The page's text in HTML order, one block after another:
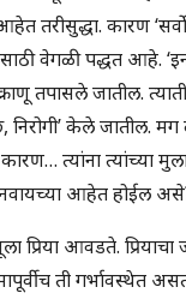
तरीसुद्धा. कारण
वेगळी पद्धत आहे. ‘इन
तपासले जातील.
निरोगी’ केले जातील.
त्यांना त्यांच्या
बनवायच्या आहेत होईल
प्रिया आवडते. प्रियाचा
ती गर्भावस्थेत